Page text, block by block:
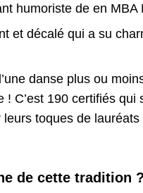
humoriste de en
et décalé qui a su
danse plus ou
! C’est 190 certifiés
toques de lauréats
de cette tradition ?